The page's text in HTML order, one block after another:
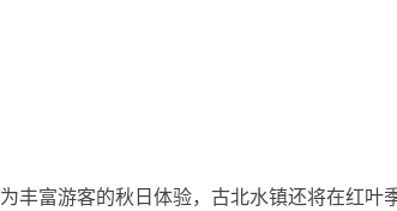
为丰富游客的秋日体验，古北水镇还将在红叶